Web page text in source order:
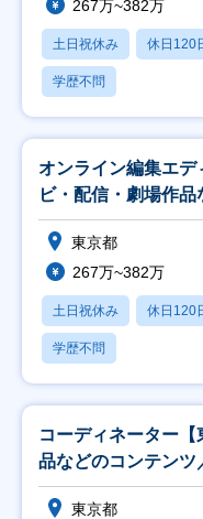
267万~382万
土日祝休み 休日120
学歴不問
オンライン編集エデ
ビ・配信・劇場作
127日】
東京都
267万~382万
土日祝休み 休日120
学歴不問
コーディネーター
品などのコンテンツ
内】
東京都